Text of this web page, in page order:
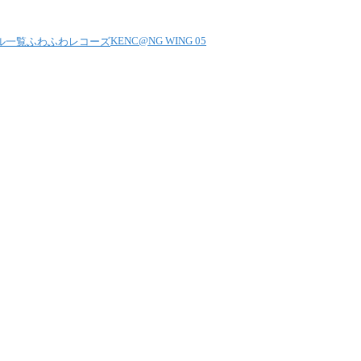
一覧ふわふわレコーズKENC@NG WING 05